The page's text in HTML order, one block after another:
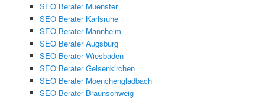
SEO Berater Muenster
SEO Berater Karlsruhe
SEO Berater Mannheim
SEO Berater Augsburg
SEO Berater Wiesbaden
SEO Berater Gelsenkirchen
SEO Berater Moenchengladbach
SEO Berater Braunschweig